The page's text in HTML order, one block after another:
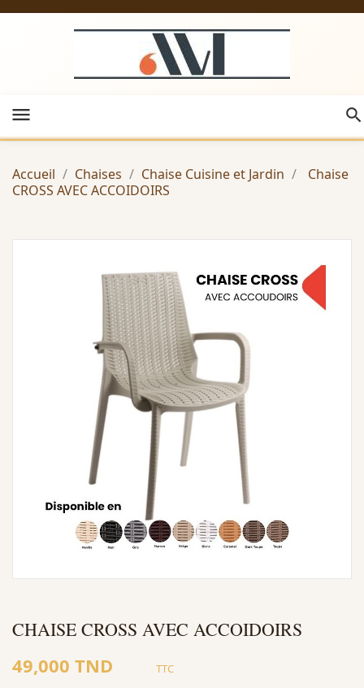
menu
Accueil Chaises Chaise Cuisine et Jardin
Chaise
CROSS AVEC ACCOIDOIRS
CHAISE CROSS AVEC ACCOIDOIRS
49,000 TND TTC